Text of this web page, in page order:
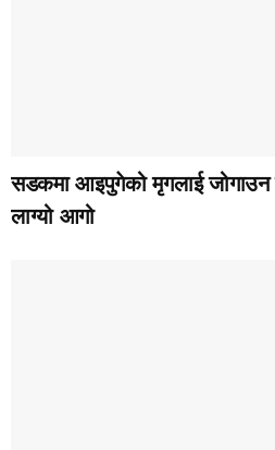
सडकमा आइपुगेको मृगलाई जोगाउन
लाग्यो आगो